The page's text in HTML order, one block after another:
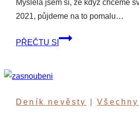
Myslela jsem si, že když chceme
2021, půjdeme na to pomalu…
PŘEČTU SI
Už
kytky
Deník nevěsty |